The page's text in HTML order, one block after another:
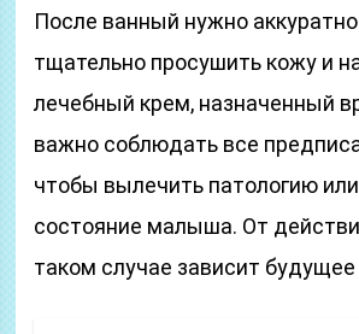
После ванный нужно
тщательно просушить кожу и
лечебный крем, назначенный
важно соблюдать все
чтобы вылечить патологию
состояние малыша. От
таком случае зависит будущее